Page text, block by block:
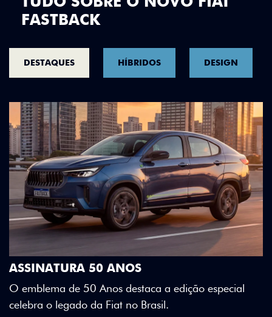
FASTBACK
DESTAQUES HÍBRIDOS DESIGN
a edição especial
Brasil.
DESIGN QUE SE
Teto bicolor, adesivos
Green criam uma